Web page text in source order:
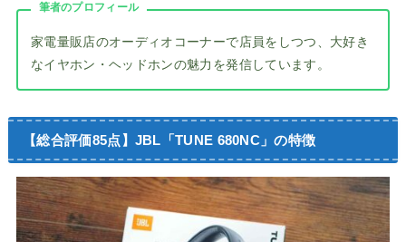
筆者のプロフィール
家電量販店のオーディオコーナーで店員をしつつ、大好き
なイヤホン・ヘッドホンの魅力を発信しています。
【総合評価85点】JBL「TUNE 680NC」の特徴